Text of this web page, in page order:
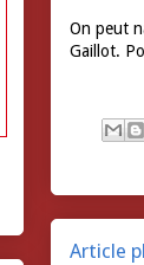
On peut
Gaillot.
Article